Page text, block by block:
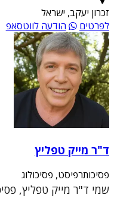
זכרון יעקב, ישראל
לפרטים
הודעה לווטסאפ
ד"ר מייק טפליץ
פסיכותרפיסט, פסיכולוג
שמי ד"ר מייק טפליץ,